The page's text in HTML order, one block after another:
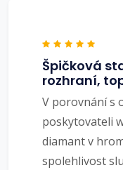
Špičková
rozhraní,
V porovnání s
poskytovateli
diamant v
spolehlivost